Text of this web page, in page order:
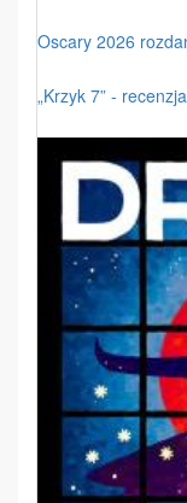
Oscary 2026
„Krzyk 7” - recenzja